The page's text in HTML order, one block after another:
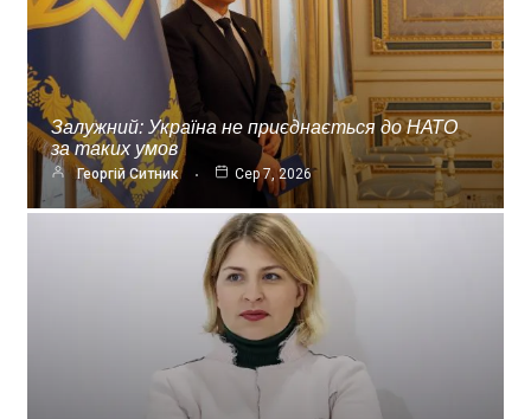
Залужний: Україна не приєднається до НАТО
за таких умов
Георгій Ситник Сер 7, 2026